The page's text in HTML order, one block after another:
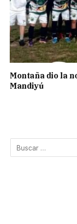
Montaña dio la
Mandiyú